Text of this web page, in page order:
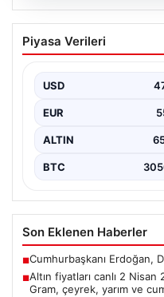
05.08.2026
Altın fiyatları
fiyatları ne kadar
fiyatları
Piyasa Verileri
USD
EUR
ALTIN
BTC
Son Eklenen Haberler
■Cumhurbaşkanı Erdoğan,
■Altın fiyatları canlı 2
Gram, çeyrek, yarım ve